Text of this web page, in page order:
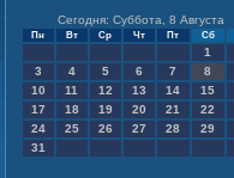
Сегодня: Суббота, 8 Августа
Пн Вт Ср Чт Пт Сб
1
3
4 5 6 7 8
10
11 12 13 14 15
17
18 19 20 21 22
24
25 26 27 28 29
31